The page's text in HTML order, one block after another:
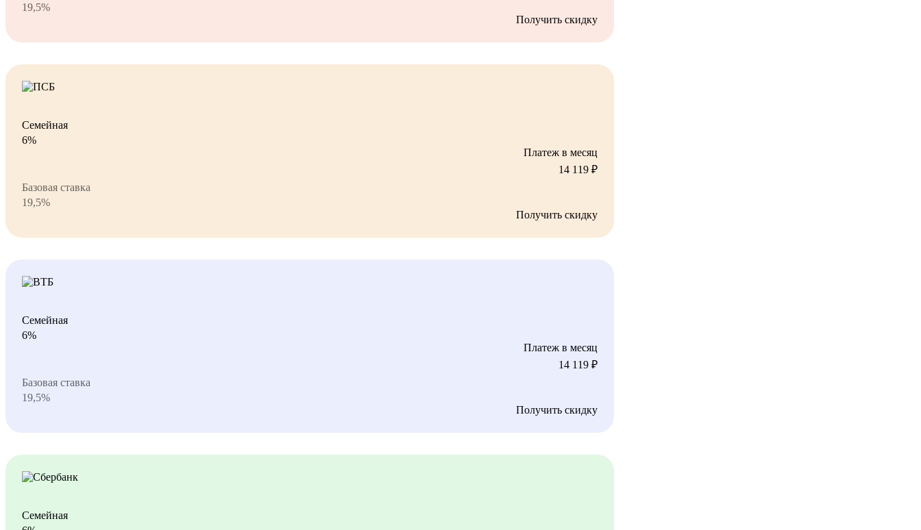
19,5%
Получить скидку
Семейная
6%
Платеж в месяц
14 119 ₽
Базовая ставка
19,5%
Получить скидку
Семейная
6%
Платеж в месяц
14 119 ₽
Базовая ставка
19,5%
Получить скидку
Семейная